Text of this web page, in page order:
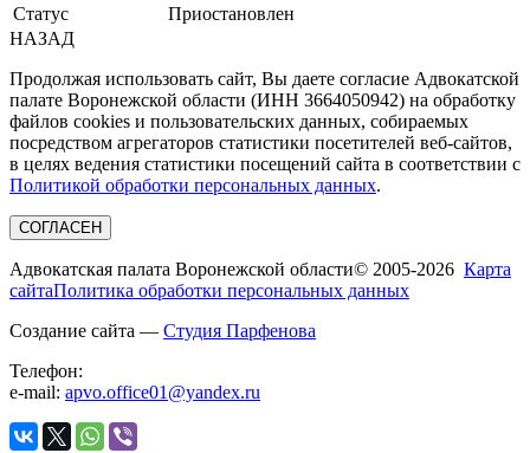
Статус
Приостановлен
НАЗАД
Продолжая использовать сайт, Вы даете согласие Адвокатской
палате Воронежской области (ИНН 3664050942) на обработку
файлов cookies и пользовательских данных, собираемых
посредством агрегаторов статистики посетителей веб-сайтов,
в целях ведения статистики посещений сайта в соответствии с
Политикой обработки персональных данных.
СОГЛАСЕН
Адвокатская палата Воронежской области© 2005-2026 Карта
сайтаПолитика обработки персональных данных
Создание сайта — Студия Парфенова
Телефон:
e-mail: apvo.office01@yandex.ru